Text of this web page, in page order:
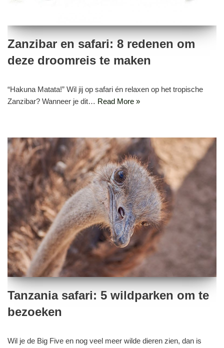
Zanzibar en safari: 8 redenen om
deze droomreis te maken
“Hakuna Matata!” Wil jij op safari én relaxen op het tropische
Zanzibar? Wanneer je dit… Read More »
Tanzania safari: 5 wildparken om te
bezoeken
Wil je de Big Five en nog veel meer wilde dieren zien, dan is